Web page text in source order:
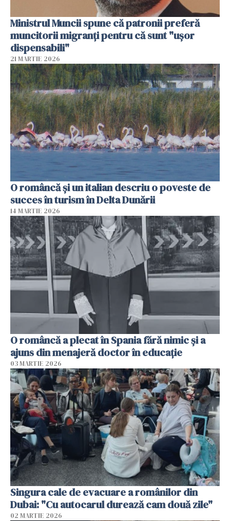
Ministrul Muncii spune că patronii preferă
muncitorii migranți pentru că sunt "uşor
dispensabili"
21 MARTIE 2026
O româncă și un italian descriu o poveste de
succes în turism în Delta Dunării
14 MARTIE 2026
O româncă a plecat în Spania fără nimic și a
ajuns din menajeră doctor în educație
03 MARTIE 2026
Singura cale de evacuare a românilor din
Dubai: "Cu autocarul durează cam două zile"
02 MARTIE 2026